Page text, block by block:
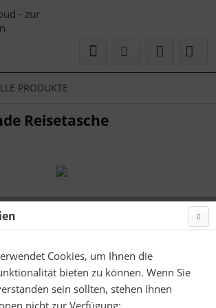
PRODUKTE
Reisetasche
Cookies, um Ihnen die
bieten zu können. Wenn Sie
sein sollten, stehen Ihnen
nicht zur Verfügung: